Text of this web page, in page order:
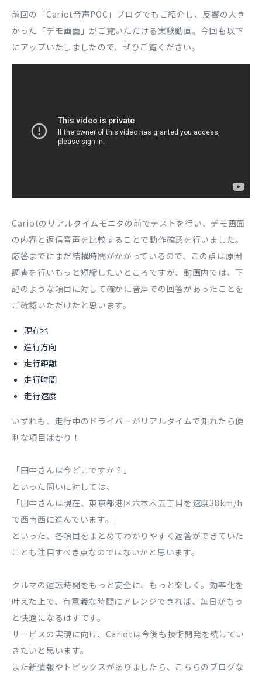
前回の「Cariot音声POC」ブログでもご紹介し、反響の大き
かった「デモ画面」がご覧いただける実験動画。今回も以下
にアップいたしましたので、ぜひご覧ください。
Cariotのリアルタイムモニタの前でテストを行い、デモ画面
の内容と返信音声を比較することで動作確認を行いました。
応答までにまだ結構時間がかかっているので、この点は原因
調査を行いもっと短縮したいところですが、動画内では、下
記のような項目に対して確かに音声での回答があったことを
ご確認いただけたと思います。
現在地
進行方向
走行距離
走行時間
走行速度
いずれも、走行中のドライバーがリアルタイムで知れたら便
利な項目ばかり！
「田中さんは今どこですか？」
といった問いに対しては、
「田中さんは現在、東京都港区六本木五丁目を速度38km/h
で西南西に進んでいます。」
といった、各項目をまとめてわかりやすく返答ができていた
ことも注目すべき点なのではないかと思います。
クルマの運転時間をもっと安全に、もっと楽しく。効率化を
叶えた上で、有意義な時間にアレンジできれば、毎日がもっ
と快適になるはずです。
サービスの実現に向け、Cariotは今後も技術開発を続けてい
きたいと思います。
また新情報やトピックスがありましたら、こちらのブログな